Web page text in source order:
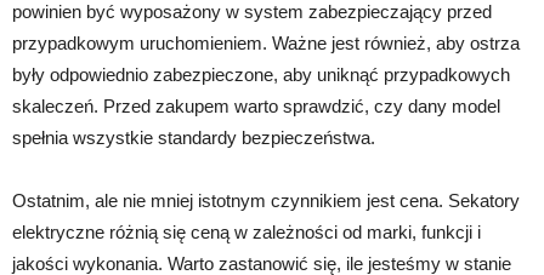
powinien być wyposażony w system zabezpieczający przed
przypadkowym uruchomieniem. Ważne jest również, aby ostrza
były odpowiednio zabezpieczone, aby uniknąć przypadkowych
skaleczeń. Przed zakupem warto sprawdzić, czy dany model
spełnia wszystkie standardy bezpieczeństwa.
Ostatnim, ale nie mniej istotnym czynnikiem jest cena. Sekatory
elektryczne różnią się ceną w zależności od marki, funkcji i
jakości wykonania. Warto zastanowić się, ile jesteśmy w stanie